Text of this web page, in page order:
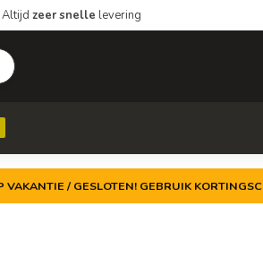
Altijd zeer snelle levering
/ GESLOTEN! GEBRUIK